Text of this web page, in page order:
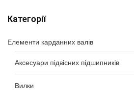
Категорії
Елементи карданних валів
Аксесуари підвісних підшипників
Вилки